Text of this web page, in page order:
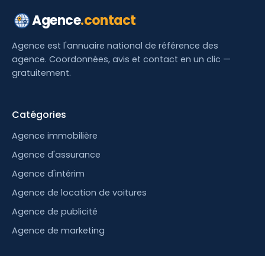
Agence.contact
Agence est l'annuaire national de référence des
agence. Coordonnées, avis et contact en un clic —
gratuitement.
Catégories
Agence immobilière
Agence d'assurance
Agence d'intérim
Agence de location de voitures
Agence de publicité
Agence de marketing